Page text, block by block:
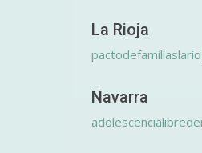
La Rioja
Navarra